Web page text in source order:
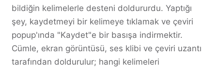
bildiğin kelimelerle desteni doldururdu. Yaptığı
şey, kaydetmeyi bir kelimeye tıklamak ve çeviri
popup'ında "Kaydet"e bir basışa indirmektir.
Cümle, ekran görüntüsü, ses klibi ve çeviri uzantı
tarafından doldurulur; hangi kelimeleri